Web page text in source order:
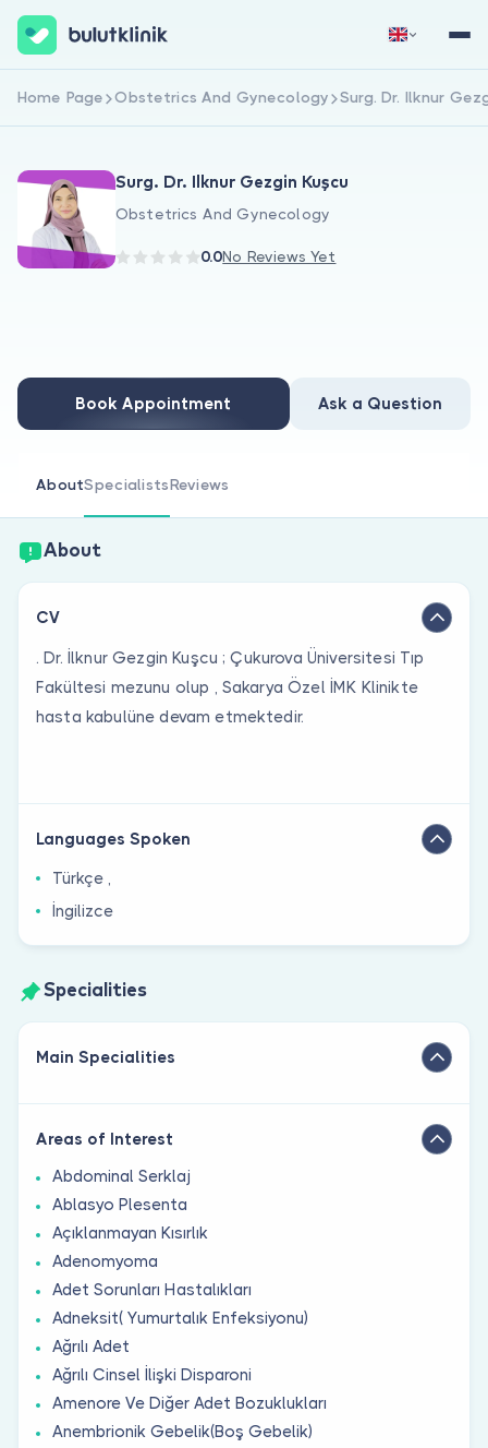
For Doctors
Are you a doctor?
Sign Up Now Sign In
Home Page Obstetrics And Gynecology Surg. Dr. Ilknur
Surg. Dr. Ilknur Gezgin Kuşcu
Obstetrics And Gynecology
0.0No Reviews Yet
Book Appointment Ask a Question
AboutSpecialistsReviews
About
CV
. Dr. İlknur Gezgin Kuşcu ; Çukurova Üniversitesi Tıp
Fakültesi mezunu olup , Sakarya Özel İMK Klinikte
hasta kabulüne devam etmektedir.
Languages Spoken
Türkçe ,
İngilizce
Specialities
Main Specialities
Areas of Interest
Abdominal Serklaj
Ablasyo Plesenta
Açıklanmayan Kısırlık
Adenomyoma
Adet Sorunları Hastalıkları
Adneksit( Yumurtalık Enfeksiyonu)
Ağrılı Adet
Ağrılı Cinsel İlişki Disparoni
Amenore Ve Diğer Adet Bozuklukları
Anembrionik Gebelik(Boş Gebelik)